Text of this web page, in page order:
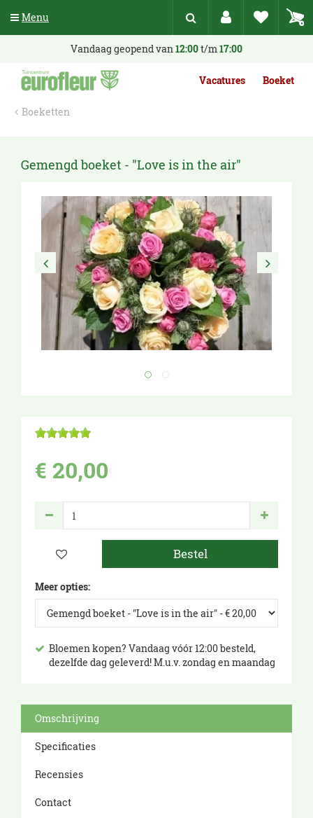
n
Boeketten
Vandaag geopend van12:00t/m17:00
Vacatures Boeket
Gemengd boeket - "Love is in the air"
€ 20,00
Meer opties:
Bloemen kopen? Vandaag vóór 12:00 besteld,
dezelfde dag geleverd! M.u.v. zondag en maandag
Omschrijving
Specificaties
Recensies
Contact
Menu